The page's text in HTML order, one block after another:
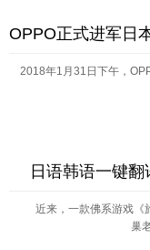
2018年1月31日下午，
日语韩语一键翻
近来，一款佛系游戏《旅
巢